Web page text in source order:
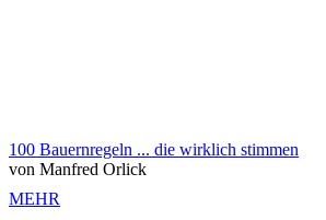
100 Bauernregeln ... die wirklich stimmen
von Manfred Orlick
MEHR